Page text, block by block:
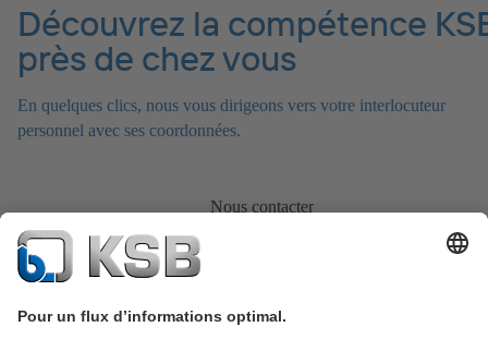
Découvrez la compétence
près de chez vous
En quelques clics, nous vous dirigeons vers votre interlocuteur
personnel avec ses coordonnées.
Nous contacter